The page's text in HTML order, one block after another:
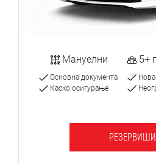
Мануелни 5+
Основна документа
Каско осигурање